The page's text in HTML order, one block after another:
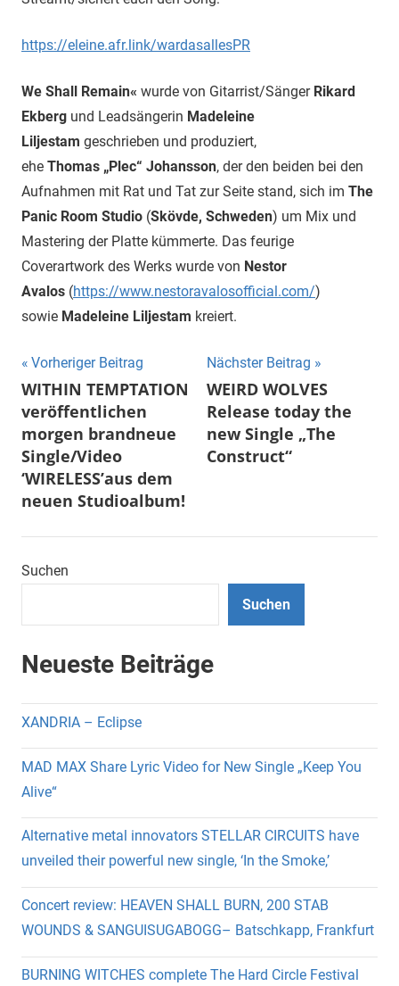
https://eleine.afr.link/wardasallesPR
We Shall Remain« wurde von Gitarrist/Sänger Rikard
Ekberg und Leadsängerin Madeleine
Liljestam geschrieben und produziert,
ehe Thomas „Plec“ Johansson, der den beiden bei den
Aufnahmen mit Rat und Tat zur Seite stand, sich im The
Panic Room Studio (Skövde, Schweden) um Mix und
Mastering der Platte kümmerte. Das feurige
Coverartwork des Werks wurde von Nestor
Avalos (https://www.nestoravalosofficial.com/)
sowie Madeleine Liljestam kreiert.
Beitragsnavigation
Vorheriger Beitrag
WITHIN TEMPTATION
veröffentlichen
morgen brandneue
Single/Video
‘WIRELESS’aus dem
neuen Studioalbum!
Nächster Beitrag
WEIRD WOLVES
Release today the
new Single „The
Construct“
Suchen
Suchen
Neueste Beiträge
XANDRIA – Eclipse
MAD MAX Share Lyric Video for New Single „Keep You
Alive“
Alternative metal innovators STELLAR CIRCUITS have
unveiled their powerful new single, ‘In the Smoke,’
Concert review: HEAVEN SHALL BURN, 200 STAB
WOUNDS & SANGUISUGABOGG– Batschkapp, Frankfurt
BURNING WITCHES complete The Hard Circle Festival